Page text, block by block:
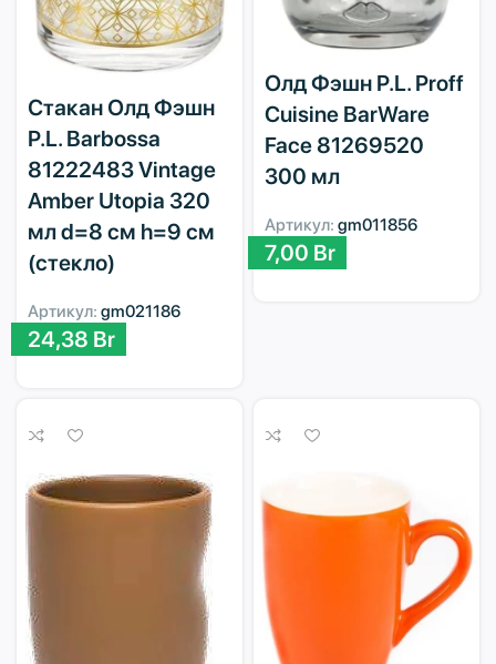
Стакан Олд Фэшн
P.L. Barbossa
81222483 Vintage
Amber Utopia 320
мл d=8 см h=9 см
(стекло)
Артикул: gm021186
24,38 Br
Олд Фэшн P.L. Proff
Cuisine BarWare
Face 81269520
300 мл
Артикул: gm011856
7,00 Br